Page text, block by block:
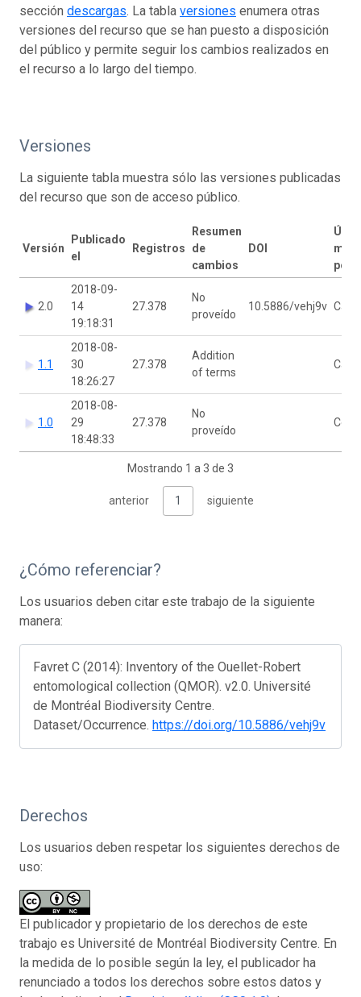
sección descargas. La tabla versiones enumera otras
versiones del recurso que se han puesto a disposición
del público y permite seguir los cambios realizados en
el recurso a lo largo del tiempo.
Versiones
La siguiente tabla muestra sólo las versiones publicadas
del recurso que son de acceso público.
Versión
Publicado
el
Registros
Resumen
de
cambios
DOI
por
2.0
2018-09-
14
19:18:31
27.378
No
proveído
10.5886/vehj9v
1.1
2018-08-
30
18:26:27
27.378
Addition
of terms
1.0
2018-08-
29
18:48:33
27.378
No
proveído
Mostrando 1 a 3 de 3
anterior 1 siguiente
¿Cómo referenciar?
Los usuarios deben citar este trabajo de la siguiente
manera:
Favret C (2014): Inventory of the Ouellet-Robert
entomological collection (QMOR). v2.0. Université
de Montréal Biodiversity Centre.
Dataset/Occurrence. https://doi.org/10.5886/vehj9v
Derechos
Los usuarios deben respetar los siguientes derechos de
uso:
El publicador y propietario de los derechos de este
trabajo es Université de Montréal Biodiversity Centre. En
la medida de lo posible según la ley, el publicador ha
renunciado a todos los derechos sobre estos datos y